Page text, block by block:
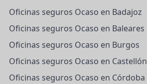
Oficinas seguros Ocaso en Badajoz
Oficinas seguros Ocaso en Baleares
Oficinas seguros Ocaso en Burgos
Oficinas seguros Ocaso en Castellón
Oficinas seguros Ocaso en Córdoba